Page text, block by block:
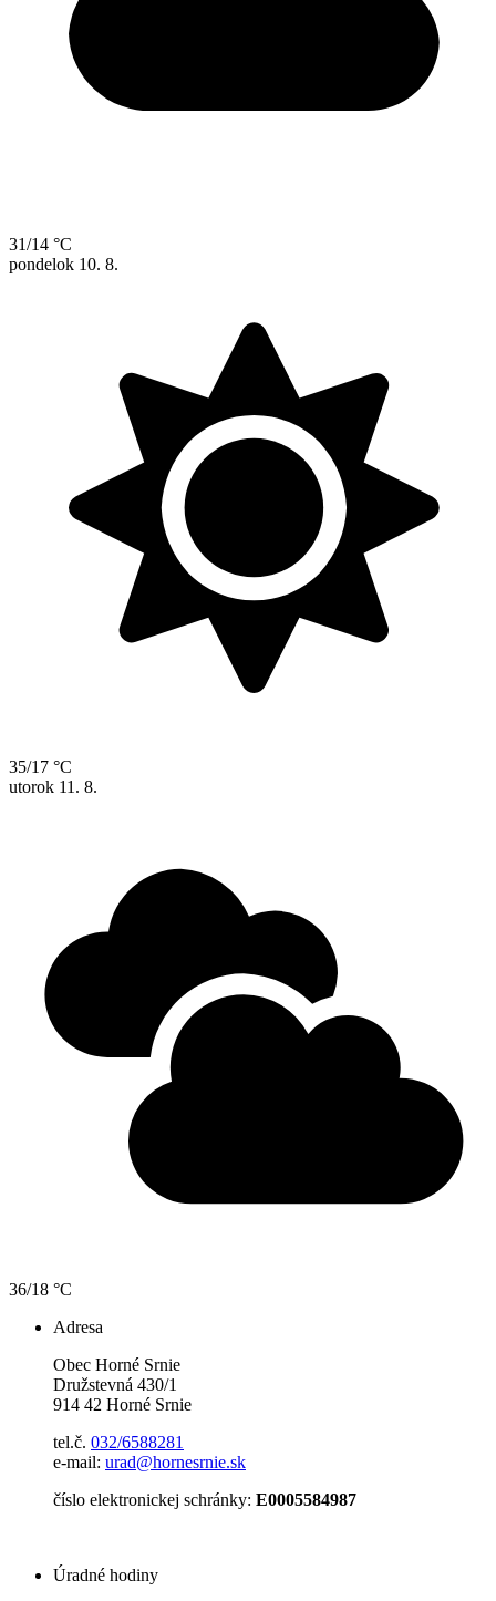
31/14 °C
pondelok 10. 8.
35/17 °C
utorok 11. 8.
36/18 °C
Adresa
Obec Horné Srnie
Družstevná 430/1
914 42 Horné Srnie
tel.č. 032/6588281
e-mail: urad@hornesrnie.sk
číslo elektronickej schránky: E0005584987
Úradné hodiny